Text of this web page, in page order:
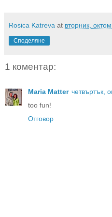
Rosica Katreva at вторник,
Споделяне
1 коментар:
Maria Matter четвъртък,
too fun!
Отговор